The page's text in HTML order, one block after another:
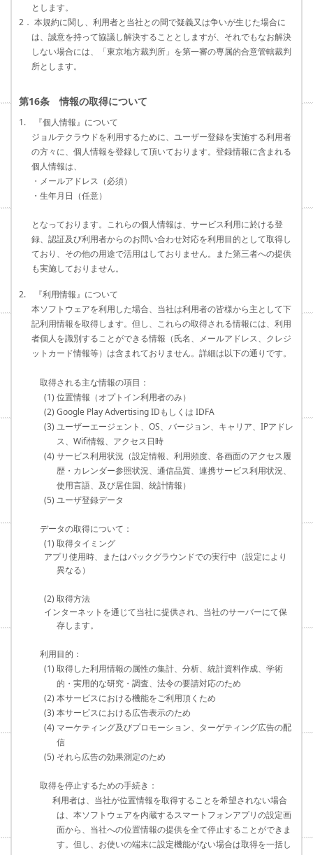
とします。
2． 本規約に関し、利用者と当社との間で疑義又は争いが生じた場合に
は、誠意を持って協議し解決することとしますが、それでもなお解決
しない場合には、「東京地方裁判所」を第一審の専属的合意管轄裁判
所とします。
第16条 情報の取得について
1. 『個人情報』について
ジョルテクラウドを利用するために、ユーザー登録を実施する利用者
の方々に、個人情報を登録して頂いております。登録情報に含まれる
個人情報は、
・メールアドレス（必須）
・生年月日（任意）
となっております。これらの個人情報は、サービス利用に於ける登
録、認証及び利用者からのお問い合わせ対応を利用目的として取得し
ており、その他の用途で活用はしておりません。また第三者への提供
も実施しておりません。
2. 『利用情報』について
本ソフトウェアを利用した場合、当社は利用者の皆様から主として下
記利用情報を取得します。但し、これらの取得される情報には、利用
者個人を識別することができる情報（氏名、メールアドレス、クレジ
ットカード情報等）は含まれておりません。詳細は以下の通りです。
取得される主な情報の項目：
(1) 位置情報（オプトイン利用者のみ）
(2) Google Play Advertising IDもしくは IDFA
(3) ユーザーエージェント、OS、バージョン、キャリア、IPアドレ
ス、Wifi情報、アクセス日時
(4) サービス利用状況（設定情報、利用頻度、各画面のアクセス履
歴・カレンダー参照状況、通信品質、連携サービス利用状況、
使用言語、及び居住国、統計情報）
(5) ユーザ登録データ
データの取得について：
(1) 取得タイミング
アプリ使用時、またはバックグラウンドでの実行中（設定により
異なる）
(2) 取得方法
インターネットを通じて当社に提供され、当社のサーバーにて保
存します。
利用目的：
(1) 取得した利用情報の属性の集計、分析、統計資料作成、学術
的・実用的な研究・調査、法令の要請対応のため
(2) 本サービスにおける機能をご利用頂くため
(3) 本サービスにおける広告表示のため
(4) マーケティング及びプロモーション、ターゲティング広告の配
信
(5) それら広告の効果測定のため
取得を停止するための手続き：
利用者は、当社が位置情報を取得することを希望されない場合
は、本ソフトウェアを内蔵するスマートフォンアプリの設定画
面から、当社への位置情報の提供を全て停止することができま
す。但し、お使いの端末に設定機能がない場合は取得を一括し